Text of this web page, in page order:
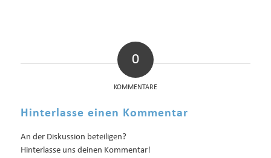
0
KOMMENTARE
Hinterlasse einen Kommentar
An der Diskussion beteiligen?
Hinterlasse uns deinen Kommentar!